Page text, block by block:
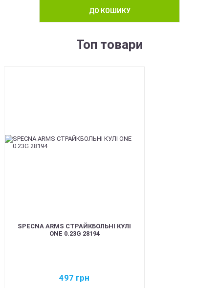
ДО КОШИКУ
Топ товари
SPECNA ARMS СТРАЙКБОЛЬНІ КУЛІ
ONE 0.23G 28194
497 грн